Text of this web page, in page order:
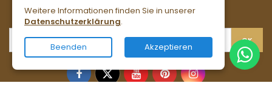
Weitere Informationen finden Sie in unserer
Datenschutzerklärung.
Beenden Akzeptieren
NEWSLETTER
Facebook
TwitterYouTubePinterestInstagram